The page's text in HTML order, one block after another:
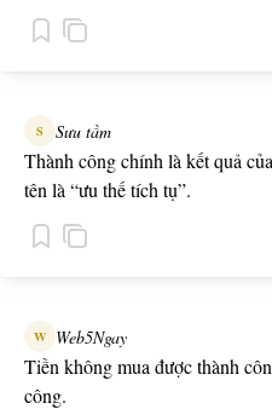
S Sưu tầm
Thành công chính là kết quả
tên là “ưu thế tích tụ”.
W Web5Ngay
Tiền không mua được thành
công.